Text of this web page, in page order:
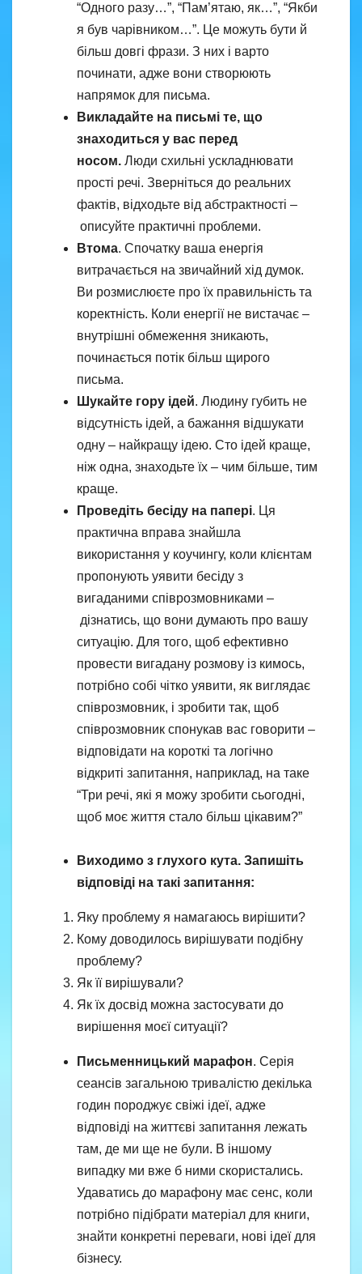
“Одного разу…”, “Пам’ятаю, як…”, “Якби
я був чарівником…”. Це можуть бути й
більш довгі фрази. З них і варто
починати, адже вони створюють
напрямок для письма.
Викладайте на письмі те, що
знаходиться у вас перед
носом. Люди схильні ускладнювати
прості речі. Зверніться до реальних
фактів, відходьте від абстрактності –
описуйте практичні проблеми.
Втома. Спочатку ваша енергія
витрачається на звичайний хід думок.
Ви розмислюєте про їх правильність та
коректність. Коли енергії не вистачає –
внутрішні обмеження зникають,
починається потік більш щирого
письма.
Шукайте гору ідей. Людину губить не
відсутність ідей, а бажання відшукати
одну – найкращу ідею. Сто ідей краще,
ніж одна, знаходьте їх – чим більше, тим
краще.
Проведіть бесіду на папері. Ця
практична вправа знайшла
використання у коучингу, коли клієнтам
пропонують уявити бесіду з
вигаданими співрозмовниками –
дізнатись, що вони думають про вашу
ситуацію. Для того, щоб ефективно
провести вигадану розмову із кимось,
потрібно собі чітко уявити, як виглядає
співрозмовник, і зробити так, щоб
співрозмовник спонукав вас говорити –
відповідати на короткі та логічно
відкриті запитання, наприклад, на таке
“Три речі, які я можу зробити сьогодні,
щоб моє життя стало більш цікавим?”
Виходимо з глухого кута. Запишіть
відповіді на такі запитання:
Яку проблему я намагаюсь вирішити?
Кому доводилось вирішувати подібну
проблему?
Як її вирішували?
Як їх досвід можна застосувати до
вирішення моєї ситуації?
Письменницький марафон. Серія
сеансів загальною тривалістю декілька
годин породжує свіжі ідеї, адже
відповіді на життєві запитання лежать
там, де ми ще не були. В іншому
випадку ми вже б ними скористались.
Удаватись до марафону має сенс, коли
потрібно підібрати матеріал для книги,
знайти конкретні переваги, нові ідеї для
бізнесу.